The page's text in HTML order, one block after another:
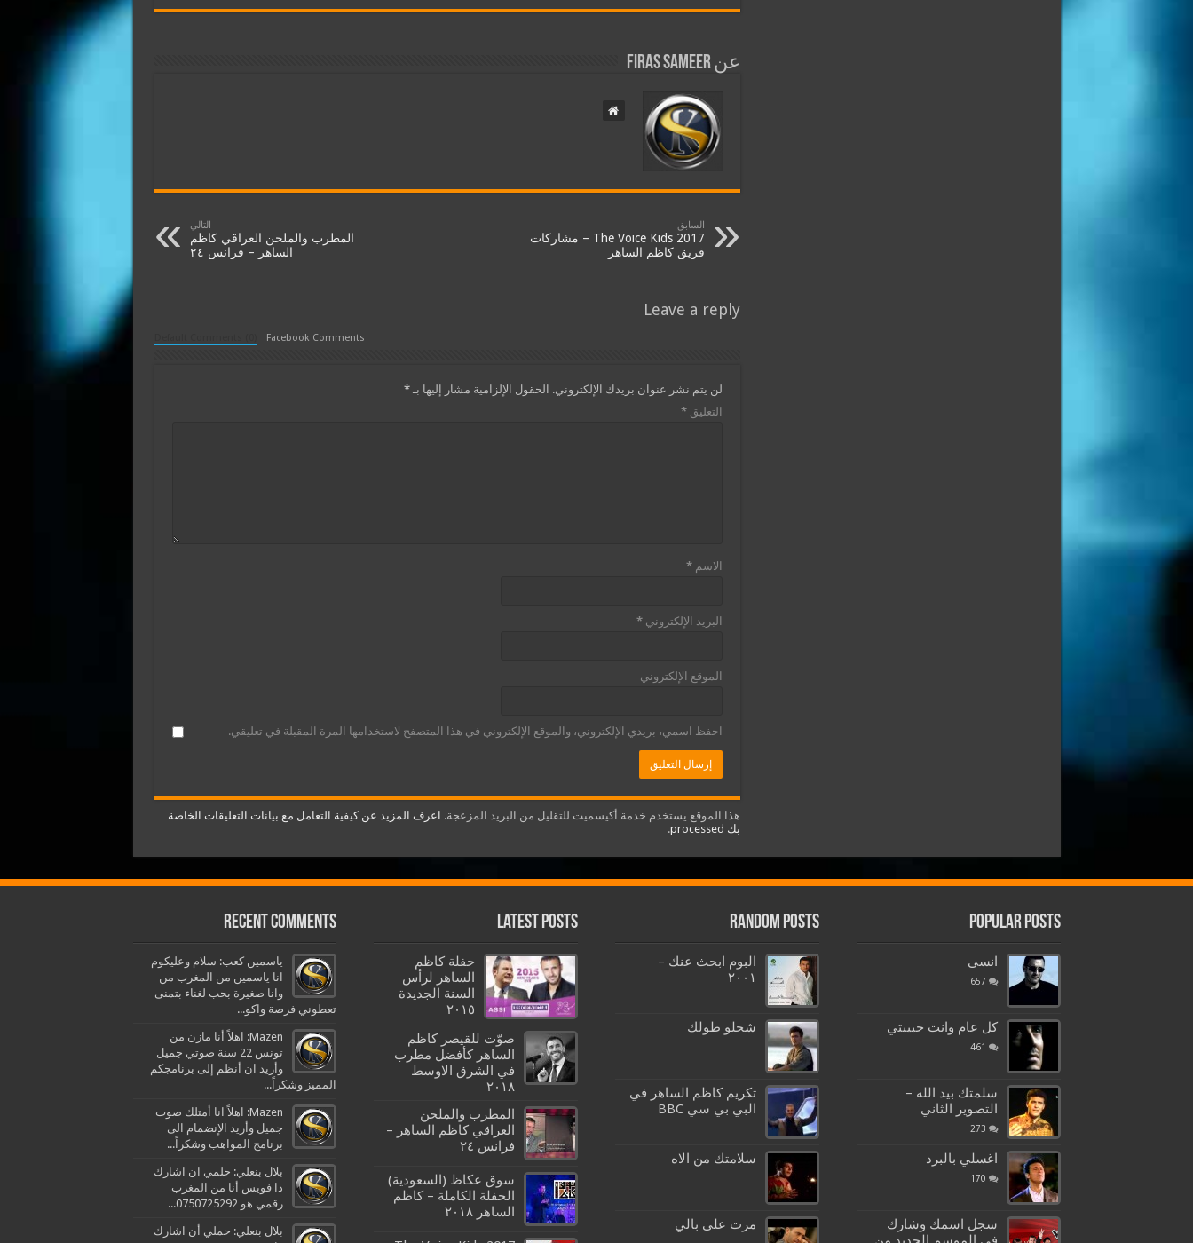
عن Firas Sameer
السابق
The Voice Kids 2017 – مشاركات
فريق كاظم الساهر
التالي
المطرب والملحن العراقي كاظم
الساهر – فرانس ٢٤
Leave a reply
Facebook Comments
لن يتم نشر عنوان بريدك الإلكتروني. الحقول الإلزامية مشار إليها بـ*
التعليق*
الاسم*
البريد الإلكتروني*
الموقع الإلكتروني
احفظ اسمي، بريدي الإلكتروني، والموقع الإلكتروني في هذا المتصفح لاستخدامها المرة المقبلة في تعليقي.
هذا الموقع يستخدم خدمة أكيسميت للتقليل من البريد المزعجة. اعرف المزيد عن كيفية التعامل مع بيانات التعليقات الخاصة
بك processed
.
Popular Posts
انسى
657
كل عام وانت حبيبتي
461
سلمتك بيد الله –
التصوير الثاني
273
اغسلي بالبرد
170
سجل اسمك وشارك
Random Posts
البوم ابحث عنك –
٢٠٠١
شحلو طولك
تكريم كاظم الساهر في
البي بي سي BBC
سلامتك من الاه
مرت على بالي
Latest Posts
حفلة كاظم
الساهر لرأس
السنة الجديدة
٢٠١٥
صوّت للقيصر كاظم
الساهر كأفضل مطرب
في الشرق الاوسط
٢٠١٨
المطرب والملحن
العراقي كاظم الساهر –
فرانس ٢٤
سوق عكاظ (السعودية)
الحفلة الكاملة – كاظم
الساهر ٢٠١٨
Recent Comments
ياسمين كعب: سلام وعليكوم
انا ياسمين من المغرب من
وانا صغيرة بحب لغناء بتمنى
تعطوني فرصة واكو...
Mazen: اهلاً أنا مازن من
تونس 22 سنة صوتي جميل
وأريد ان أنظم إلى برنامجكم
المميز وشكراً...
Mazen: اهلاً انا أمتلك صوت
جميل وأريد الإنضمام الى
برنامج المواهب وشكراً...
بلال بنعلي: حلمي ان اشارك
ذا فويس أنا من المغرب
رقمي هو 0750725292...
بلال بنعلي: حملي أن اشارك